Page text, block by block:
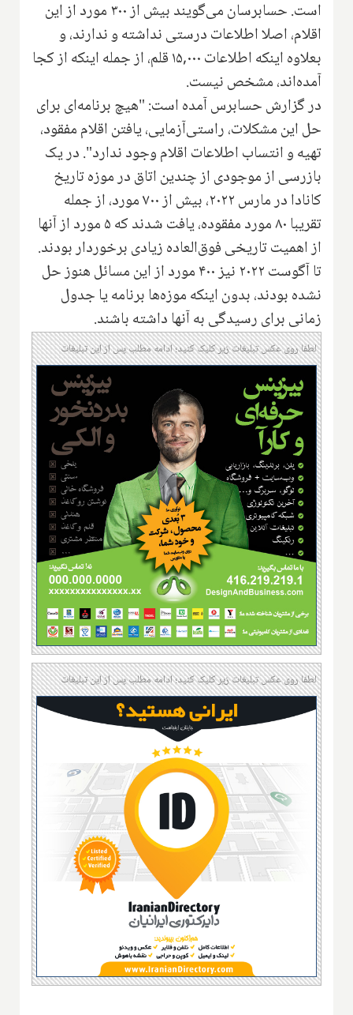
است. حسابرسان می‌گویند بیش از ۳۰۰ مورد از این
اقلام، اصلا اطلاعات درستی نداشته و ندارند، و
بعلاوه اینکه اطلاعات ۱۵,۰۰۰ قلم، از جمله اینکه از کجا
آمده‌اند، مشخص نیست.
در گزارش حسابرس آمده است: "هیچ برنامه‌ای برای
حل این مشکلات، راستی‌آزمایی، یافتن اقلام مفقود،
تهیه و انتساب اطلاعات اقلام وجود ندارد". در یک
بازرسی از موجودی از چندین اتاق در موزه تاریخ
کانادا در مارس ۲۰۲۲، بیش از ۷۰۰ مورد، از جمله
تقریبا ۸۰ مورد مفقوده، یافت شدند که ۵ مورد از آنها
از اهمیت تاریخی فوق‌العاده زیادی برخوردار بودند.
تا آگوست ۲۰۲۲ نیز ۴۰۰ مورد از این مسائل هنوز حل
نشده بودند، بدون اینکه موزه‌ها برنامه یا جدول
زمانی برای رسیدگی به آنها داشته باشند.
لطفا روی عکس تبلیغات زیر کلیک کنید؛ ادامه مطلب پس از این تبلیغات
لطفا روی عکس تبلیغات زیر کلیک کنید؛ ادامه مطلب پس از این تبلیغات